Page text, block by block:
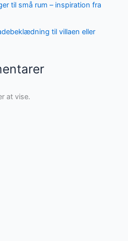
til små rum – inspiration fra
til villaen eller
at vise.